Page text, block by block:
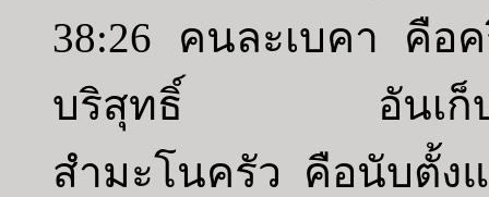
38:26 คนละเบคา คือค
บริสุทธิ์ อันเก็บมา
สำมะโนครัว คือนับตั้ง